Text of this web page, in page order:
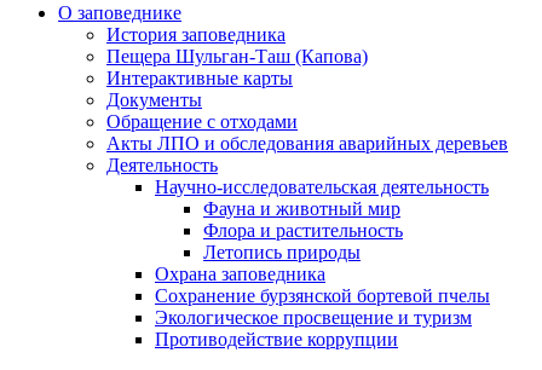
О заповеднике
История заповедника
Пещера Шульган-Таш (Капова)
Интерактивные карты
Документы
Обращение с отходами
Акты ЛПО и обследования аварийных деревьев
Деятельность
Научно-исследовательская деятельность
Фауна и животный мир
Флора и растительность
Летопись природы
Охрана заповедника
Сохранение бурзянской бортевой пчелы
Экологическое просвещение и туризм
Противодействие коррупции